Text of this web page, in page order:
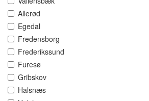
Allerød
Egedal
Fredensborg
Frederikssund
Furesø
Gribskov
Halsnæs